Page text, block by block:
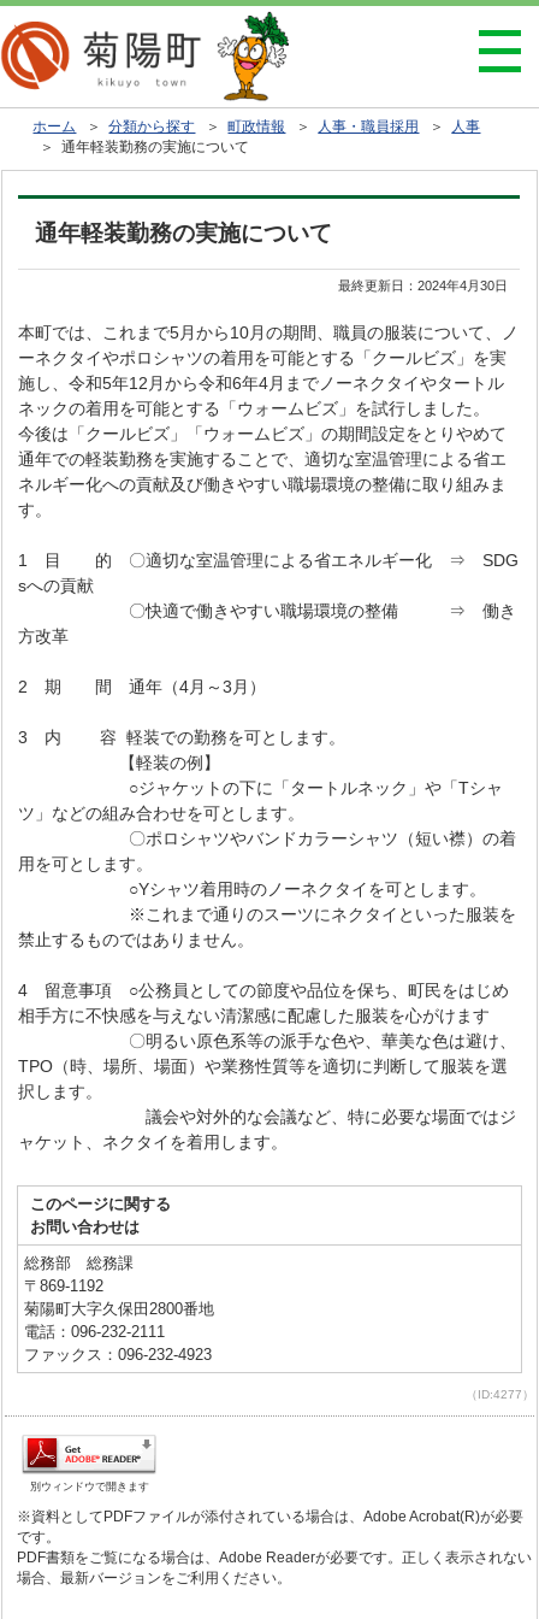
ホーム ＞分類から探す ＞町政情報 ＞ 人事・職員採用 ＞
人事
＞ 通年軽装勤務の実施について
通年軽装勤務の実施について
最終更新日：2024年4月30日
本町では、これまで5月から10月の期間、職員の服装について、ノ
ーネクタイやポロシャツの着用を可能とする「クールビズ」を実
施し、令和5年12月から令和6年4月までノーネクタイやタートル
ネックの着用を可能とする「ウォームビズ」を試行しました。
今後は「クールビズ」「ウォームビズ」の期間設定をとりやめて
通年での軽装勤務を実施することで、適切な室温管理による省エ
ネルギー化への貢献及び働きやすい職場環境の整備に取り組みま
す。
1 目 的 〇適切な室温管理による省エネルギー化 ⇒ SDG
sへの貢献
〇快適で働きやすい職場環境の整備 ⇒ 働き
方改革
2 期 間 通年（4月～3月）
3 内 容 軽装での勤務を可とします。
【軽装の例】
○ジャケットの下に「タートルネック」や「Tシャ
ツ」などの組み合わせを可とします。
〇ポロシャツやバンドカラーシャツ（短い襟）の着
用を可とします。
○Yシャツ着用時のノーネクタイを可とします。
※これまで通りのスーツにネクタイといった服装を
禁止するものではありません。
4 留意事項 ○公務員としての節度や品位を保ち、町民をはじめ
相手方に不快感を与えない清潔感に配慮した服装を心がけます
〇明るい原色系等の派手な色や、華美な色は避け、
TPO（時、場所、場面）や業務性質等を適切に判断して服装を選
択します。
議会や対外的な会議など、特に必要な場面ではジ
ャケット、ネクタイを着用します。
このページに関する
お問い合わせは
総務部 総務課
〒869-1192
菊陽町大字久保田2800番地
電話：096-232-2111
ファックス：096-232-4923
（ID:4277）
別ウィンドウで開きます
※資料としてPDFファイルが添付されている場合は、Adobe Acrobat(R)が必要
です。
PDF書類をご覧になる場合は、Adobe Readerが必要です。正しく表示されない
場合、最新バージョンをご利用ください。